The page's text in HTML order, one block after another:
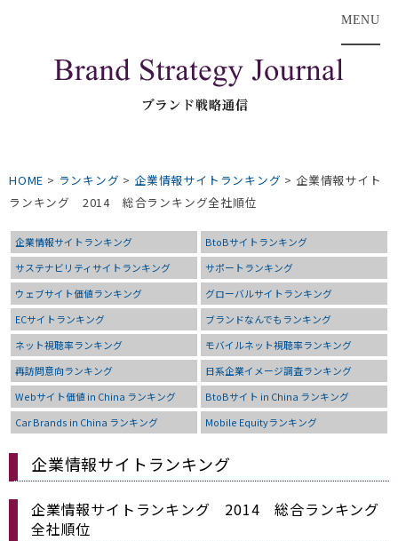
MENU
HOME > ランキング > 企業情報サイトランキング > 企業情報サイト
ランキング 2014 総合ランキング全社順位
企業情報サイトランキング
BtoBサイトランキング
サステナビリティサイトランキング
サポートランキング
ウェブサイト価値ランキング
グローバルサイトランキング
ECサイトランキング
ブランドなんでもランキング
ネット視聴率ランキング
モバイルネット視聴率ランキング
再訪問意向ランキング
日系企業イメージ調査ランキング
Webサイト価値 in China ランキング
BtoBサイト in China ランキング
Car Brands in China ランキング
Mobile Equityランキング
企業情報サイトランキング
企業情報サイトランキング 2014 総合ランキング
全社順位